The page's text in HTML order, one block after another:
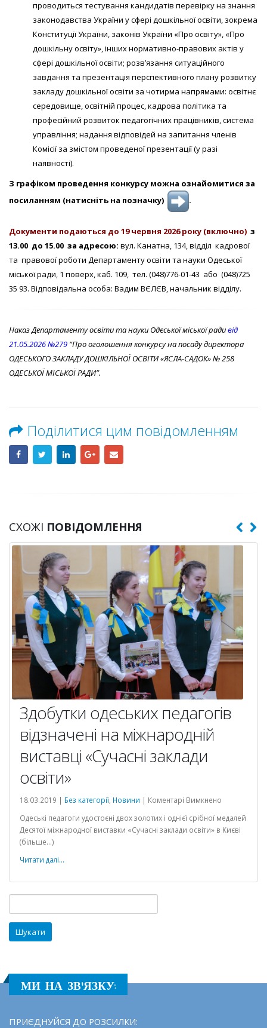
проводиться тестування кандидатів перевірку на знання
законодавства України у сфері дошкільної освіти, зокрема
Конституції України, законів України «Про освіту», «Про
дошкільну освіту», інших нормативно-правових актів у
сфері дошкільної освіти; розв’язання ситуаційного
завдання та презентація перспективного плану розвитку
закладу дошкільної освіти за чотирма напрямами: освітнє
середовище, освітній процес, кадрова політика та
професійний розвиток педагогічних працівників, система
управління; надання відповідей на запитання членів
Комісії за змістом проведеної презентації (у разі
наявності).
З графіком проведення конкурсу можна ознайомитися за
посиланням (натисніть на позначку)
.
Документи подаються до 19 червня 2026 року (включно) з
13.00 до 15.00 за адресою: вул. Канатна, 134, відділ кадрової
та правової роботи Департаменту освіти та науки Одеської
міської ради, 1 поверх, каб. 109, тел. (048)776-01-43 або (048)725
35 93. Відповідальна особа: Вадим ВЄЛЄВ, начальник відділу.
Наказ Департаменту освіти та науки Одеської міської радивід
21.05.2026 №279 “Про оголошення конкурсу на посаду директора
ОДЕСЬКОГО ЗАКЛАДУ ДОШКІЛЬНОЇ ОСВІТИ «ЯСЛА-САДОК» № 258
ОДЕСЬКОЇ МІСЬКОЇ РАДИ”.
Поділитися цим повідомленням
СХОЖІ ПОВІДОМЛЕННЯ
Здобутки одеських педагогів
відзначені на міжнародній
виставці «Сучасні заклади
освіти»
18.03.2019 | Без категорії Новини | Коментарі Вимкнено
одеських
педагогів
виставці
Одеські педагоги удостоєні двох золотих і однієї срібної медалей
Десятої міжнародної виставки «Сучасні заклади освіти» в Києві
(більше…)
Читати далі...
МИ НА ЗВ'ЯЗКУ:
ПРИЄДНУЙСЯ ДО РОЗСИЛКИ: